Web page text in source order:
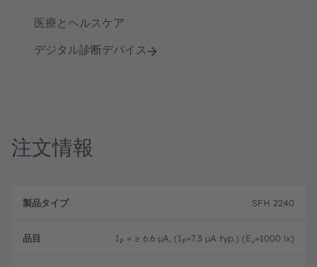
医療とヘルスケア
デジタル診断デバイス
注文情報
品
プ
品
SFH 2240
IP = ≥ 6.6 µA, (IP=7.3 µA typ.) (Ev=1000 lx)